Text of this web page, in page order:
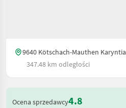
9640 Kötschach-Mauthen Karyntia
347.48 km odległości
Ocena sprzedawcy4.8